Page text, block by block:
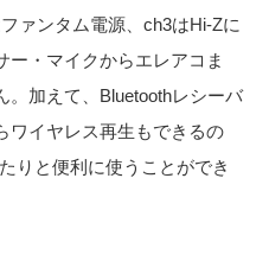
ァンタム電源、ch3はHi-Zに
ー・マイクからエレアコま
。加えて、Bluetoothレシーバ
ワイヤレス再生もできるの
りと便利に使うことができ